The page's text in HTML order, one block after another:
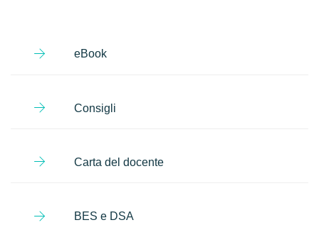
eBook
Consigli
Carta del docente
BES e DSA